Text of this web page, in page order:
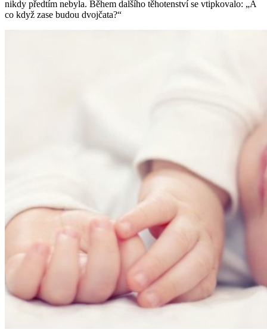
nikdy předtím nebyla. Během dalšího těhotenství se vtipkovalo: „A
co když zase budou dvojčata?“